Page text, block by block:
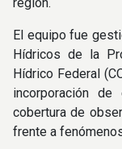
El equipo fue
Hídricos de la
Hídrico Federal
incorporación
cobertura de
frente a